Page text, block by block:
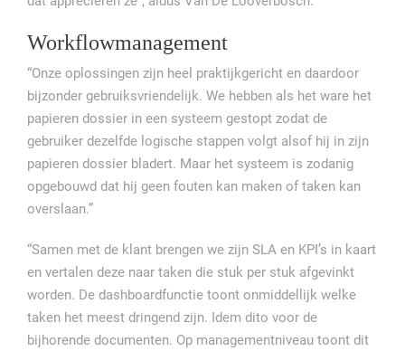
Workflowmanagement
“Onze oplossingen zijn heel praktijkgericht en daardoor
bijzonder gebruiksvriendelijk. We hebben als het ware het
papieren dossier in een systeem gestopt zodat de
gebruiker dezelfde logische stappen volgt alsof hij in zijn
papieren dossier bladert. Maar het systeem is zodanig
opgebouwd dat hij geen fouten kan maken of taken kan
overslaan.”
“Samen met de klant brengen we zijn SLA en KPI’s in kaart
en vertalen deze naar taken die stuk per stuk afgevinkt
worden. De dashboardfunctie toont onmiddellijk welke
taken het meest dringend zijn. Idem dito voor de
bijhorende documenten. Op managementniveau toont dit